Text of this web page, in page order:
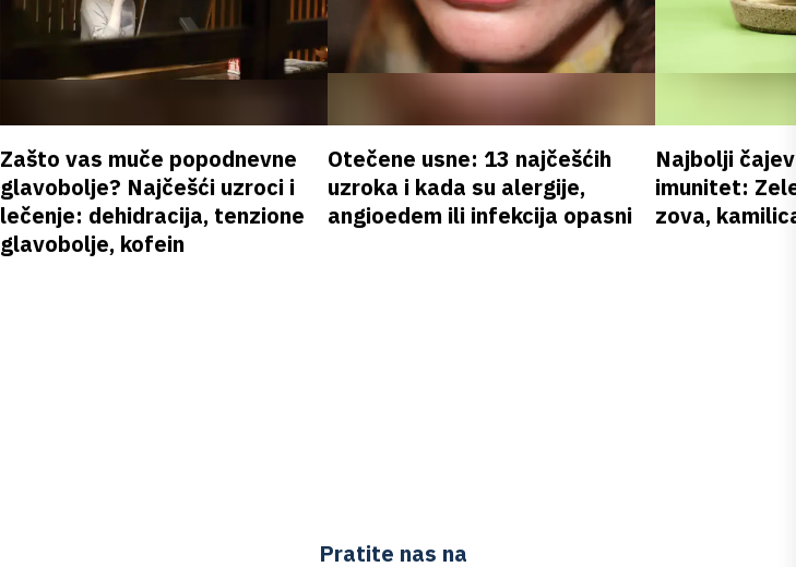
Zašto vas muče popodnevne
glavobolje? Najčešći uzroci i
lečenje: dehidracija, tenzione
glavobolje, kofein
Otečene usne: 13 najčešćih
uzroka i kada su alergije,
angioedem ili infekcija opasni
Najbolji
imunitet:
zova,
Pratite nas na